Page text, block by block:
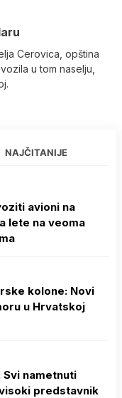
Cerovica, opština
u tom naselju,
NAJČITANIJE
avioni na
lete na veoma
kolone: Novi
u Hrvatskoj
nametnuti
predstavnik